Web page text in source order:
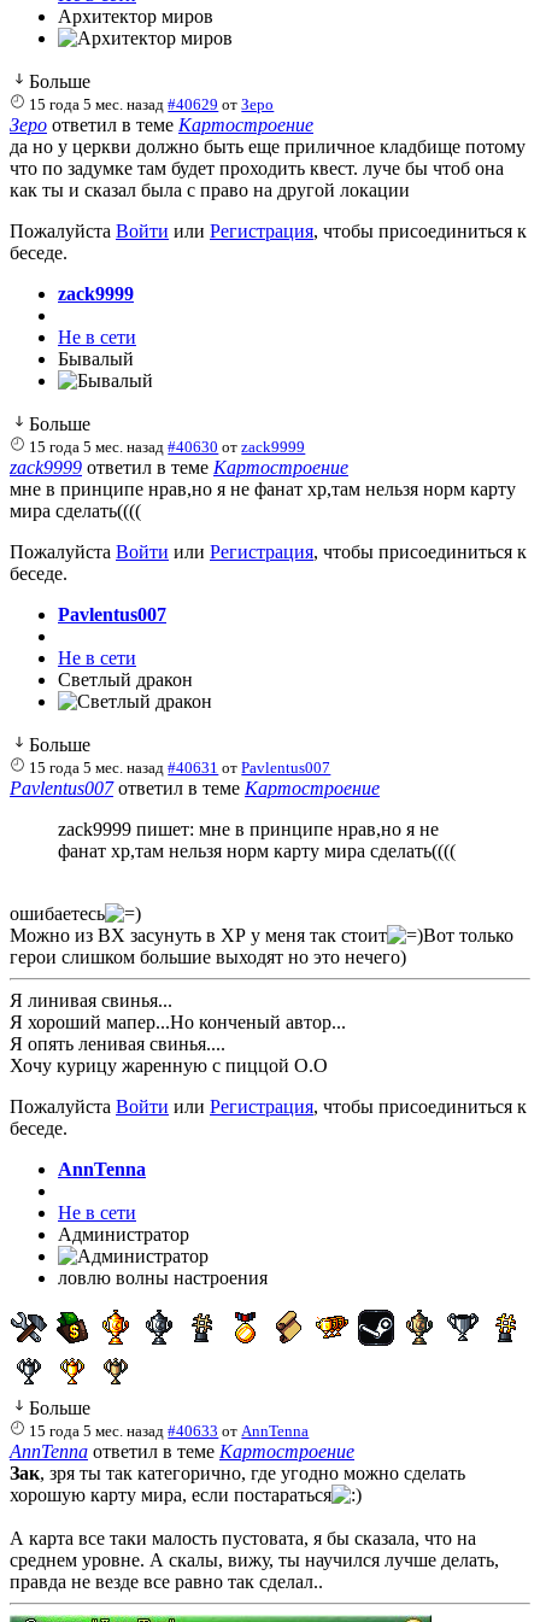
Архитектор миров
Больше
15 года 5 мес. назад #40629 отЗеро
Зеро ответил в теме Картостроение
да но у церкви должно быть еще приличное кладбище потому
что по задумке там будет проходить квест. луче бы чтоб она
как ты и сказал была с право на другой локации
Пожалуйста Войти или Регистрация, чтобы присоединиться к
беседе.
zack9999
Не в сети
Бывалый
Больше
15 года 5 мес. назад #40630 отzack9999
zack9999 ответил в теме Картостроение
мне в принципе нрав,но я не фанат хр,там нельзя норм карту
мира сделать((((
Пожалуйста Войти или Регистрация, чтобы присоединиться к
беседе.
Pavlentus007
Не в сети
Светлый дракон
Больше
15 года 5 мес. назад #40631 отPavlentus007
Pavlentus007ответил в теме Картостроение
zack9999 пишет: мне в принципе нрав,но я не
фанат хр,там нельзя норм карту мира сделать((((
ошибаетесь
Можно из ВХ засунуть в ХР у меня так стоит
Вот только
герои слишком большие выходят но это нечего)
Я линивая свинья...
Я хороший мапер...Но конченый автор...
Я опять ленивая свинья....
Хочу курицу жаренную с пиццой О.О
Пожалуйста Войти или Регистрация, чтобы присоединиться к
беседе.
AnnTenna
Не в сети
Администратор
ловлю волны настроения
Больше
15 года 5 мес. назад #40633 от AnnTenna
AnnTenna ответил в теме Картостроение
Зак, зря ты так категорично, где угодно можно сделать
хорошую карту мира, если постараться
А карта все таки малость пустовата, я бы сказала, что на
среднем уровне. А скалы, вижу, ты научился лучше делать,
правда не везде все равно так сделал..